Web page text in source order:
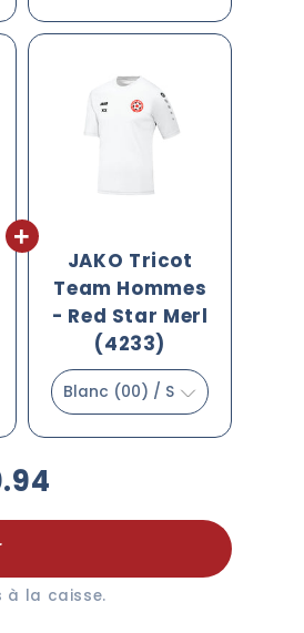
JAKO Tricot
Team Hommes
- Red Star Merl
(4233)
à la caisse.